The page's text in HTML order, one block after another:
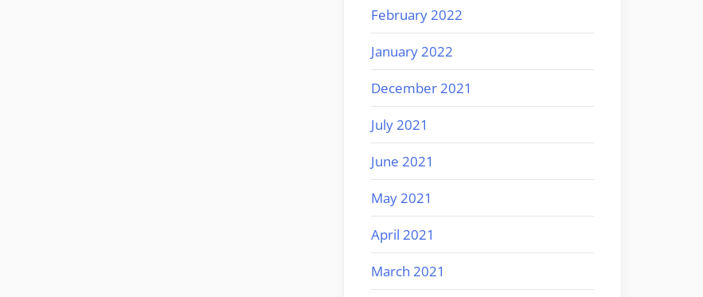
February 2022
January 2022
December 2021
July 2021
June 2021
May 2021
April 2021
March 2021